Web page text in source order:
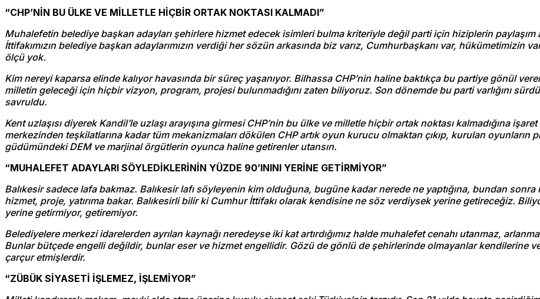
“CHP’NİN BU ÜLKE VE MİLLETLE HİÇBİR ORTAK NOKTASI KALMADI”
Muhalefetin belediye başkan adayları şehirlere hizmet edecek isimleri bulma kriteriyle değil parti için hiziplerin
İttifakımızın belediye başkan adaylarımızın verdiği her sözün arkasında biz varız, Cumhurbaşkanı var, hükümetimizin
ölçü yok.
Kim nereyi kaparsa elinde kalıyor havasında bir süreç yaşanıyor. Bilhassa CHP’nin haline baktıkça bu partiye gönül
milletin geleceği için hiçbir vizyon, program, projesi bulunmadığını zaten biliyoruz. Son dönemde bu parti varlığını
savruldu.
Kent uzlaşısı diyerek Kandil’le uzlaşı arayışına girmesi CHP’nin bu ülke ve milletle hiçbir ortak noktası kalmadığına
merkezinden teşkilatlarına kadar tüm mekanizmaları dökülen CHP artık oyun kurucu olmaktan çıkıp, kurulan
güdümündeki DEM ve marjinal örgütlerin oyunca haline getirenler utansın.
“MUHALEFET ADAYLARI SÖYLEDİKLERİNİN YÜZDE 90’ININI YERİNE GETİRMİYOR”
Balıkesir sadece lafa bakmaz. Balıkesir lafı söyleyenin kim olduğuna, bugüne kadar nerede ne yaptığına, bundan
hizmet, proje, yatırıma bakar. Balıkesirli bilir ki Cumhur İttifakı olarak kendisine ne söz verdiysek yerine getireceğiz.
yerine getirmiyor, getiremiyor.
Belediyelere merkezi idarelerden ayrılan kaynağı neredeyse iki kat artırdığımız halde muhalefet cenahı utanmaz,
Bunlar bütçede engelli değildir, bunlar eser ve hizmet engellidir. Gözü de gönlü de şehirlerinde olmayanlar kendilerine
çarçur etmişlerdir.
“ZÜBÜK SİYASETİ İŞLEMEZ, İŞLEMİYOR”